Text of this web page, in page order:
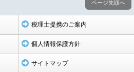
ページ先頭へ
税理士提携のご案内
個人情報保護方針
サイトマップ